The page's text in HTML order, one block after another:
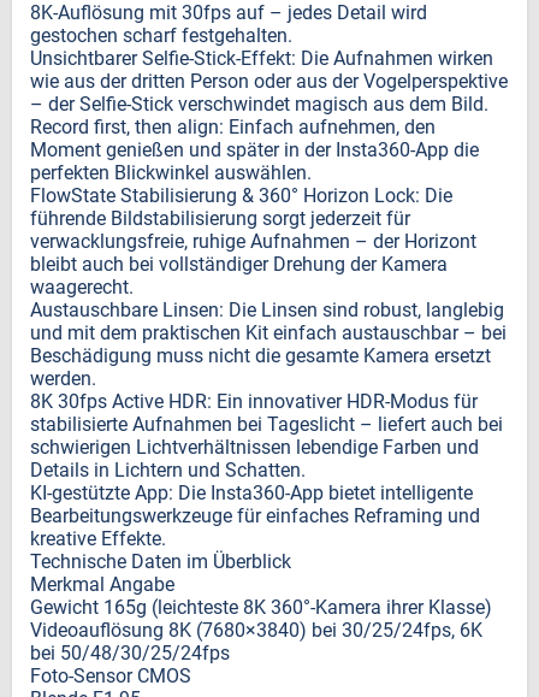
8K-Auflösung mit 30fps auf – jedes Detail wird
gestochen scharf festgehalten.
Unsichtbarer Selfie-Stick-Effekt: Die Aufnahmen wirken
wie aus der dritten Person oder aus der Vogelperspektive
– der Selfie-Stick verschwindet magisch aus dem Bild.
Record first, then align: Einfach aufnehmen, den
Moment genießen und später in der Insta360-App die
perfekten Blickwinkel auswählen.
FlowState Stabilisierung & 360° Horizon Lock: Die
führende Bildstabilisierung sorgt jederzeit für
verwacklungsfreie, ruhige Aufnahmen – der Horizont
bleibt auch bei vollständiger Drehung der Kamera
waagerecht.
Austauschbare Linsen: Die Linsen sind robust, langlebig
und mit dem praktischen Kit einfach austauschbar – bei
Beschädigung muss nicht die gesamte Kamera ersetzt
werden.
8K 30fps Active HDR: Ein innovativer HDR-Modus für
stabilisierte Aufnahmen bei Tageslicht – liefert auch bei
schwierigen Lichtverhältnissen lebendige Farben und
Details in Lichtern und Schatten.
KI-gestützte App: Die Insta360-App bietet intelligente
Bearbeitungswerkzeuge für einfaches Reframing und
kreative Effekte.
Technische Daten im Überblick
Merkmal Angabe
Gewicht 165g (leichteste 8K 360°-Kamera ihrer Klasse)
Videoauflösung 8K (7680×3840) bei 30/25/24fps, 6K
bei 50/48/30/25/24fps
Foto-Sensor CMOS